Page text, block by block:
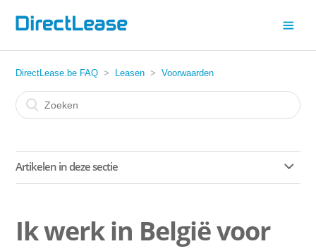
DirectLease.be FAQ Leasen Voorwaarden
Artikelen in deze sectie
Ik werk in België voor